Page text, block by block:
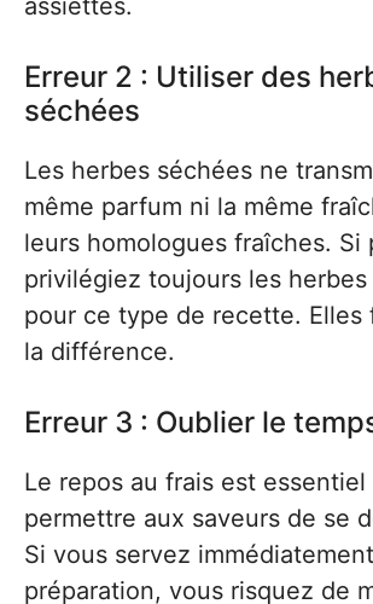
assiettes.
Erreur 2 : Utiliser des
séchées
Les herbes séchées ne
même parfum ni la même
leurs homologues fraîches. Si
privilégiez toujours les
pour ce type de recette. Elles
la différence.
Erreur 3 : Oublier le
Le repos au frais est essentiel
permettre aux saveurs de se
Si vous servez
préparation, vous risquez de